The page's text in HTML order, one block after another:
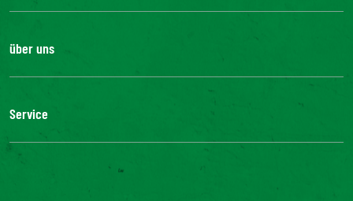
über uns
Karriere
Unser Engagement
Unsere Innovationen
Service
FAQ